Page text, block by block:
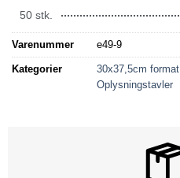
50 stk.
Varenummer e49-9
Kategorier 30x37,5cm format
Oplysningstavler